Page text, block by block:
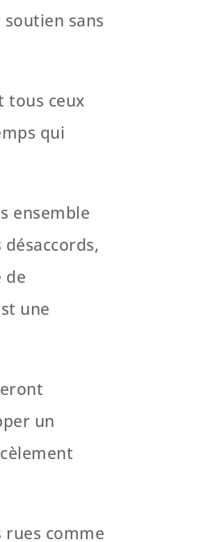
sans
tous ceux
qui
ensemble
de
une
un
rues comme